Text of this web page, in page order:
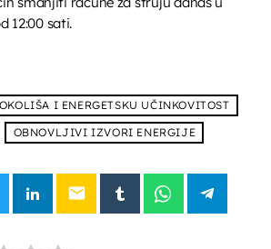
12:00 sati.
I ENERGETSKU UČINKOVITOST
OBNOVLJIVI IZVORI ENERGIJE
email